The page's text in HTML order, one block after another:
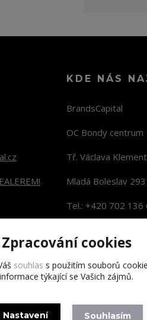
KDE NÁS
BrandsCapital
OC Bondy centrum
Tř. Václava
Mladá Boleslav 293
Tel.: +420 702 136
Copyright 2020 BrandsCapital s.r.o.
Zpracování cookies
souhlas s použitím souborů
informace týkající se Vašich zájmů.
Nastavení Souhlasím